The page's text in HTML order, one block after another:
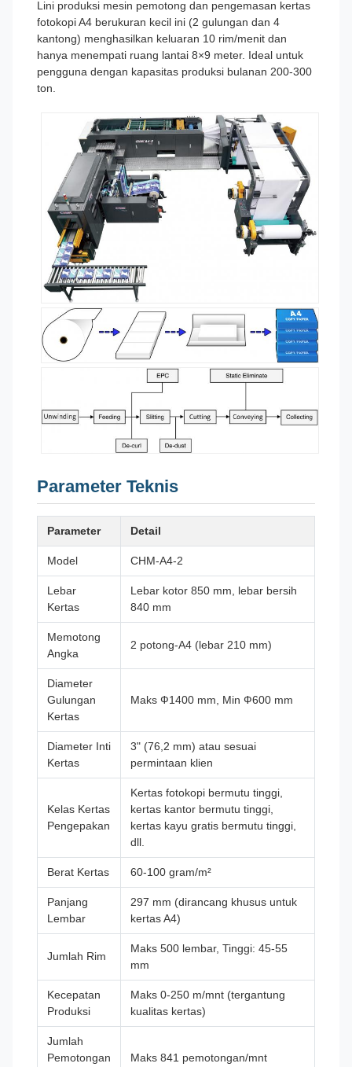
Lini produksi mesin pemotong dan pengemasan kertas
fotokopi A4 berukuran kecil ini (2 gulungan dan 4
kantong) menghasilkan keluaran 10 rim/menit dan
hanya menempati ruang lantai 8×9 meter. Ideal untuk
pengguna dengan kapasitas produksi bulanan 200-300
ton.
Parameter Teknis
Parameter Detail
Model CHM-A4-2
Lebar
Kertas
Lebar kotor 850 mm, lebar bersih
840 mm
Memotong
Angka
2 potong-A4 (lebar 210 mm)
Diameter
Gulungan
Kertas
Maks Ф1400 mm, Min Ф600 mm
Diameter Inti
Kertas
3" (76,2 mm) atau sesuai
permintaan klien
Kelas Kertas
Pengepakan
Kertas fotokopi bermutu tinggi,
kertas kantor bermutu tinggi,
kertas kayu gratis bermutu tinggi,
dll.
Berat Kertas 60-100 gram/m²
Panjang
Lembar
297 mm (dirancang khusus untuk
kertas A4)
Jumlah Rim
Maks 500 lembar, Tinggi: 45-55
mm
Kecepatan
Produksi
Maks 0-250 m/mnt (tergantung
kualitas kertas)
Jumlah
Pemotongan
Maks 841 pemotongan/mnt